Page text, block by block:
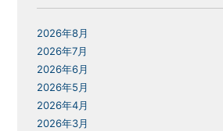
2026年8月
2026年7月
2026年6月
2026年5月
2026年4月
2026年3月